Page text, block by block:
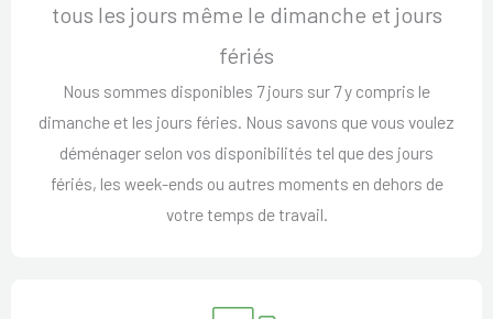
tous les jours même le dimanche et jours
fériés
Nous sommes disponibles 7 jours sur 7 y compris le
dimanche et les jours féries. Nous savons que vous voulez
déménager selon vos disponibilités tel que des jours
fériés, les week-ends ou autres moments en dehors de
votre temps de travail.